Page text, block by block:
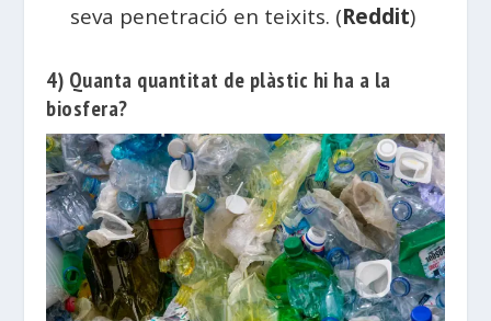
seva penetració en teixits. (Reddit)
4) Quanta quantitat de plàstic hi ha a la
biosfera?